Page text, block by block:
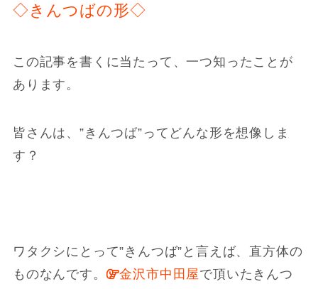
◇きんつばの形◇
この記事を書くに当たって、一つ知ったことが
あります。
皆さんは、”きんつば”ってどんな形を想像しま
す？
ワタクシにとって”きんつば”と言えば、直方体の
ものなんです。
金沢市中田屋で頂いたきんつ